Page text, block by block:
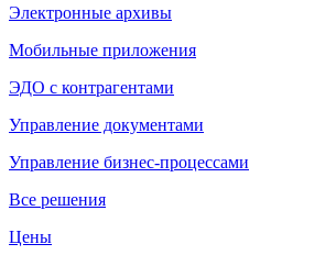
Электронные архивы
Мобильные приложения
ЭДО с контрагентами
Управление документами
Управление бизнес-процессами
Все решения
Цены